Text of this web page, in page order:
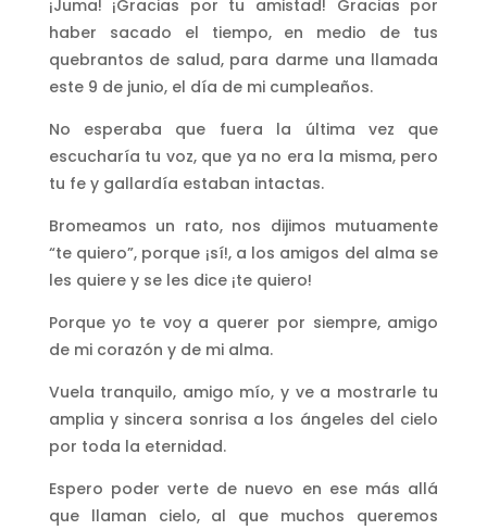
¡Juma! ¡Gracias por tu amistad! Gracias por
haber sacado el tiempo, en medio de tus
quebrantos de salud, para darme una llamada
este 9 de junio, el día de mi cumpleaños.
No esperaba que fuera la última vez que
escucharía tu voz, que ya no era la misma, pero
tu fe y gallardía estaban intactas.
Bromeamos un rato, nos dijimos mutuamente
“te quiero”, porque ¡sí!, a los amigos del alma se
les quiere y se les dice ¡te quiero!
Porque yo te voy a querer por siempre, amigo
de mi corazón y de mi alma.
Vuela tranquilo, amigo mío, y ve a mostrarle tu
amplia y sincera sonrisa a los ángeles del cielo
por toda la eternidad.
Espero poder verte de nuevo en ese más allá
que llaman cielo, al que muchos queremos